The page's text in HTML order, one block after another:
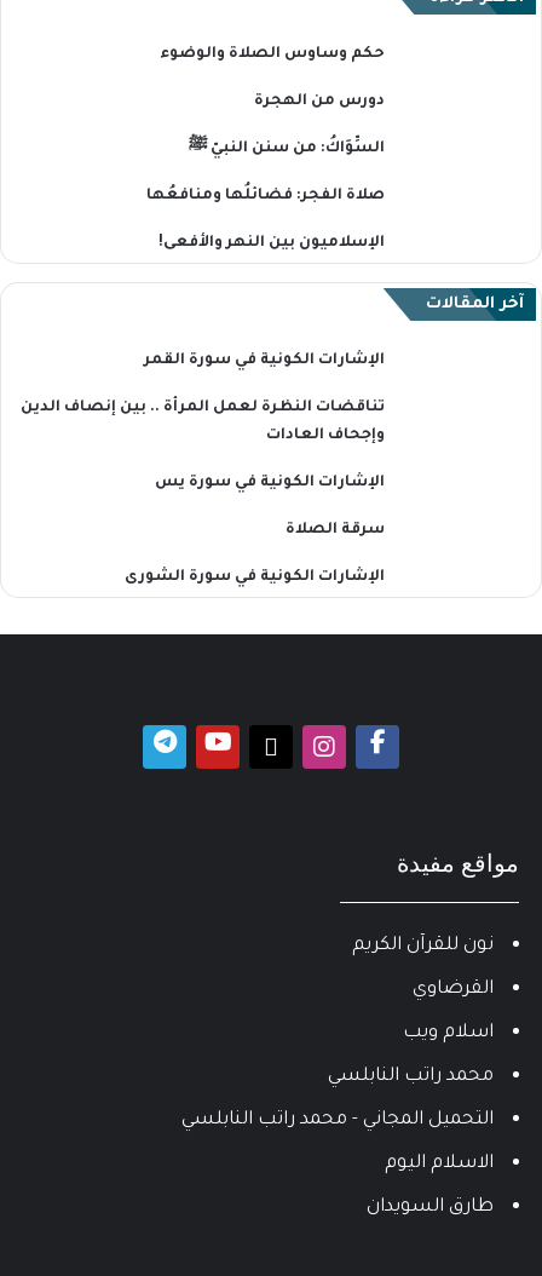
حكم وساوس الصلاة والوضوء
دورس من الهجرة
السِّوَاكُ: من سنن النبيّ ﷺ
صلاة الفجر: فضائلُها ومنافعُها
الإسلاميون بين النهر والأفعى!
آخر المقالات
الإشارات الكونية في سورة القمر
تناقضات النظرة لعمل المرأة .. بين إنصاف الدين
وإجحاف العادات
الإشارات الكونية في سورة يس
سرقة الصلاة
الإشارات الكونية في سورة الشورى
مواقع مفيدة
نون للقرآن الكريم
القرضاوي
اسلام ويب
محمد راتب النابلسي
التحميل المجاني - محمد راتب النابلسي
الاسلام اليوم
طارق السويدان